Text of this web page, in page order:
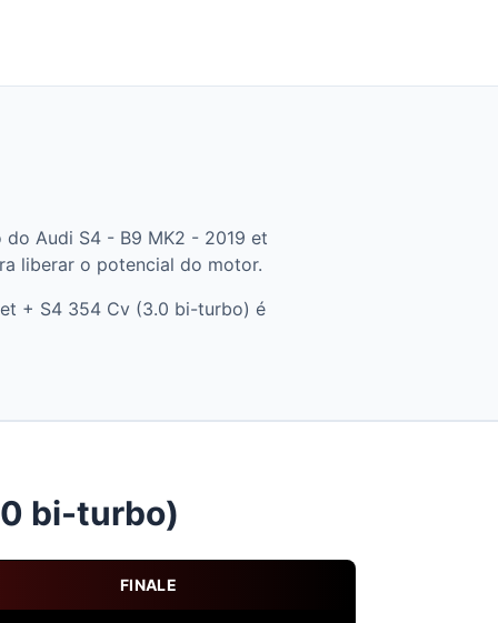
Audi S4 - B9 MK2 - 2019 et
liberar o potencial do motor.
+ S4 354 Cv (3.0 bi-turbo) é
bi-turbo)
FINALE